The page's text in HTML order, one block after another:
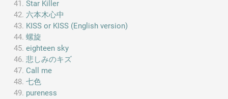
Star Killer
六本木心中
KISS or KISS (English version)
螺旋
eighteen sky
悲しみのキズ
Call me
七色
pureness